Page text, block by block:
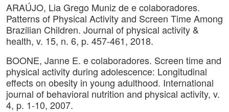
ARAÚJO, Lia Grego Muniz de e colaboradores.
Patterns of Physical Activity and Screen Time Among
Brazilian Children. Journal of physical activity &
health, v. 15, n. 6, p. 457-461, 2018.
BOONE, Janne E. e colaboradores. Screen time and
physical activity during adolescence: Longitudinal
effects on obesity in young adulthood. International
journal of behavioral nutrition and physical activity, v.
4, p. 1-10, 2007.